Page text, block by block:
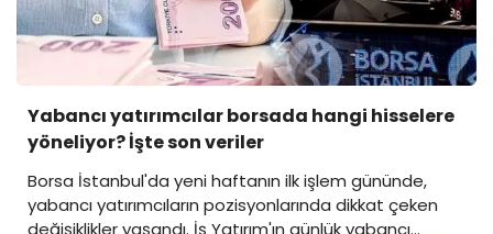
Yabancı yatırımcılar borsada hangi hisselere
yöneliyor? İşte son veriler
Borsa İstanbul'da yeni haftanın ilk işlem gününde,
yabancı yatırımcıların pozisyonlarında dikkat çeken
değişiklikler yaşandı. İş Yatırım'ın günlük yabancı